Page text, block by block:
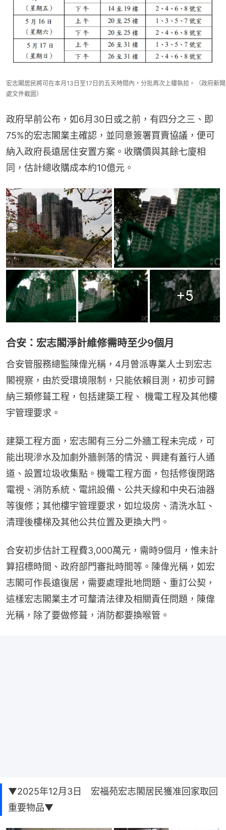
宏志閣居民將可在本月13日至17日的五天時間內，分批再次上樓執拾。（政府新聞
處文件截圖）
政府早前公布，如6月30日或之前，有四分之三、即
75%的宏志閣業主確認，並同意簽署買賣協議，便可
納入政府長遠居住安置方案。收購價與其餘七廈相
同，估計總收購成本約10億元。
+5
合安：宏志閣淨計維修需時至少9個月
合安管服務總監陳偉光稱，4月曾派專業人士到宏志
閣視察，由於受環境限制，只能依賴目測，初步可歸
納三類修葺工程，包括建築工程、 機電工程及其他樓
宇管理要求。
建築工程方面，宏志閣有三分二外牆工程未完成，可
能出現滲水及加劇外牆剝落的情況、興建有蓋行人通
道、設置垃圾收集點。機電工程方面，包括修復閉路
電視、消防系統、電訊設備、公共天線和中央石油器
等復修；其他樓宇管理要求，如垃圾房、清洗水缸、
清理後樓梯及其他公共位置及更換大門。
合安初步估計工程費3,000萬元，需時9個月，惟未計
算招標時間、政府部門審批時間等。陳偉光稱，如宏
志閣可作長遠復居，需要處理批地問題、重訂公契，
這樣宏志閣業主才可釐清法律及相關責任問題，陳偉
光稱，除了要做修葺，消防都要換喉管。
▼2025年12月3日 宏福苑宏志閣居民獲准回家取回
重要物品▼